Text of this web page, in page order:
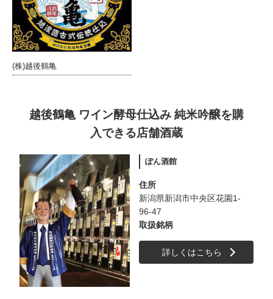
(株)越後鶴亀
越後鶴亀 ワイン酵母仕込み 純米吟醸を購
入できる店舗酒蔵
ぽん酒館
住所
新潟県新潟市中央区花園1-
96-47
取扱銘柄
詳しくはこちら